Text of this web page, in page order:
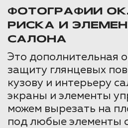
ФОТОГРАФИИ
РИСКА И
САЛОНА
Это дополнительная
защиту глянцевых
кузову и интерьеру
экраны и элементы
можем вырезать на
под любые элементы